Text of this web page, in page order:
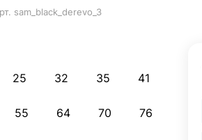
sam_black_derevo_3,5х41_mm_black_rezba
25 32 35 41
55 64 70 76